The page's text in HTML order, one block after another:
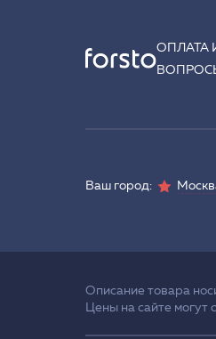
ОПЛАТА
Ваш город:
Описание товара
Цены на сайте могут